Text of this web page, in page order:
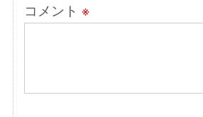
コメント ※